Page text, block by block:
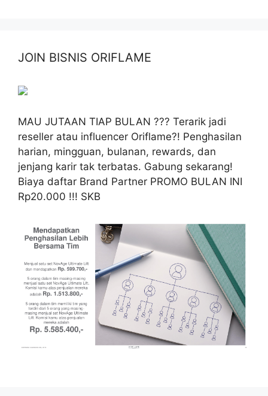
JOIN BISNIS ORIFLAME
MAU JUTAAN TIAP BULAN ??? Terarik jadi
reseller atau influencer Oriflame?! Penghasilan
harian, mingguan, bulanan, rewards, dan
jenjang karir tak terbatas. Gabung sekarang!
Biaya daftar Brand Partner PROMO BULAN INI
Rp20.000 !!! SKB